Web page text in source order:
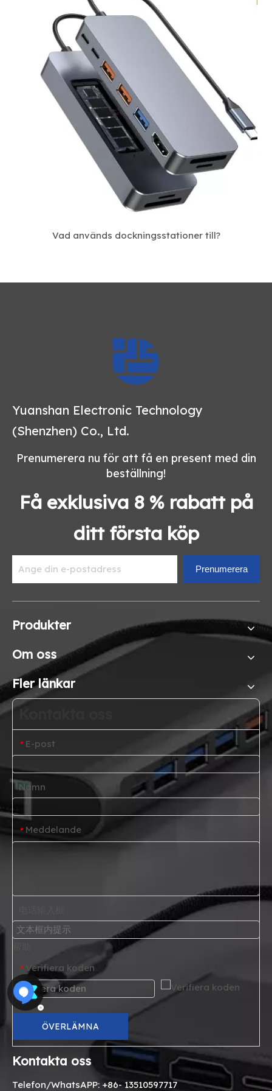
Vad används dockningsstationer till?
Yuanshan Electronic Technology
(Shenzhen) Co., Ltd.
Prenumerera nu för att få en present med din
beställning!
Få exklusiva 8 % rabatt på
ditt första köp
Prenumerera
Produkter
Om oss
Fler länkar
* E-post
Namn
* Meddelande
* Verifiera koden
ÖVERLÄMNA
Kontakta oss
Telefon/WhatsAPP: +86- 13510597717